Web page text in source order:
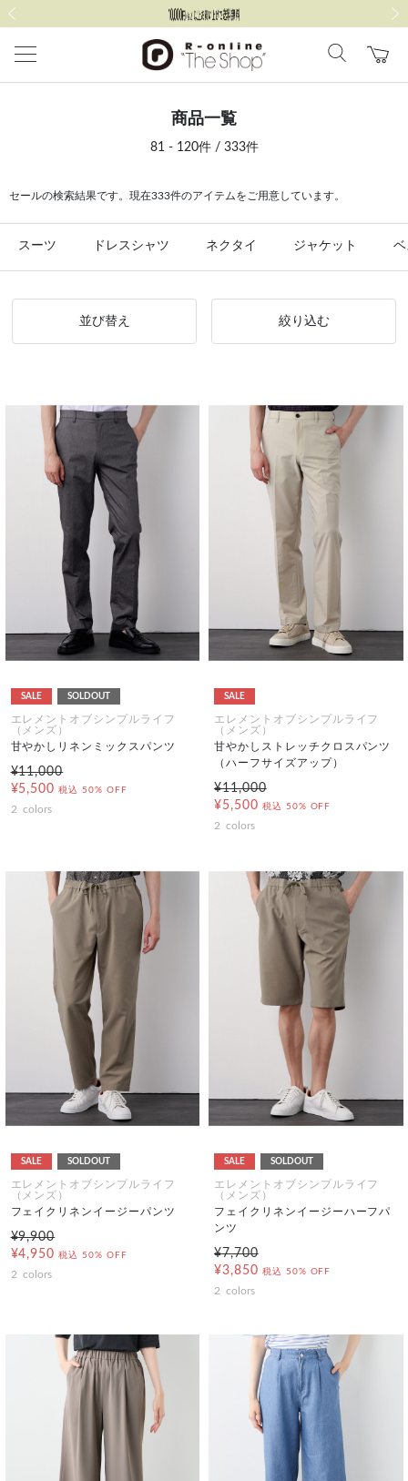
商品一覧
81 - 120件 / 333件
セールの検索結果です。現在333件のアイテムをご用意しています。
スーツ ドレスシャツ ネクタイ ジャケット
並び替え 絞り込む
SALE SOLDOUT
エレメントオブシンプルライフ
（メンズ）
甘やかしリネンミックスパンツ
¥11,000
¥5,500 税込 50% OFF
2 colors
SALE
エレメントオブシンプルライフ
（メンズ）
甘やかしストレッチクロスパンツ
（ハーフサイズアップ）
¥11,000
¥5,500 税込 50% OFF
2 colors
SALE SOLDOUT
エレメントオブシンプルライフ
（メンズ）
フェイクリネンイージーパンツ
¥9,900
¥4,950 税込 50% OFF
2 colors
SALE SOLDOUT
エレメントオブシンプルライフ
（メンズ）
フェイクリネンイージーハーフパ
ンツ
¥7,700
¥3,850 税込 50% OFF
2 colors